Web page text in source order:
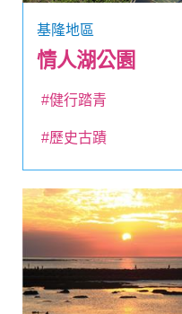
基隆地區
情人湖公園
#健行踏青
#歷史古蹟